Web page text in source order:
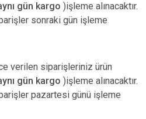
gün kargo )işleme alınacaktır.
sonraki gün işleme
verilen siparişleriniz ürün
gün kargo )işleme alınacaktır.
pazartesi günü işleme